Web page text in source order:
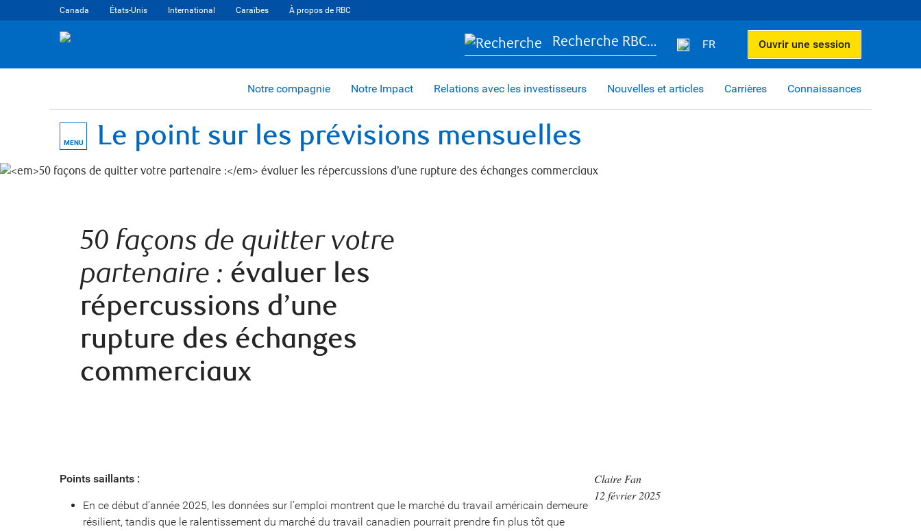
Canada États-Unis International Caraïbes À propos de RBC
Recherche RBC… FR Ouvrir une session
Notre compagnie Notre Impact Relations avec les investisseurs Nouvelles et articles Carrières Connaissances
MENU Le point sur les prévisions mensuelles
50 façons de quitter votre
partenaire : évaluer les
répercussions d’une
rupture des échanges
commerciaux
Points saillants :
En ce début d’année 2025, les données sur l’emploi montrent que le marché du travail américain demeure
résilient, tandis que le ralentissement du marché du travail canadien pourrait prendre fin plus tôt que
Claire Fan
12 février 2025